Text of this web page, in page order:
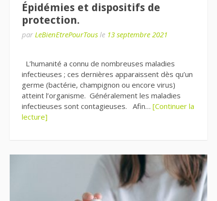
Épidémies et dispositifs de
protection.
par LeBienEtrePourTous le 13 septembre 2021
L’humanité a connu de nombreuses maladies
infectieuses ; ces dernières apparaissent dès qu’un
germe (bactérie, champignon ou encore virus)
atteint l’organisme. Généralement les maladies
infectieuses sont contagieuses. Afin… [Continuer la
lecture]